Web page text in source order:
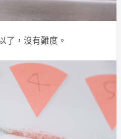
了，沒有難度。